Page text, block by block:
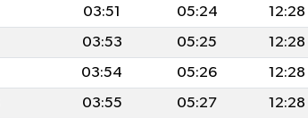
03:51 05:24 12:28
03:53 05:25 12:28
03:54 05:26 12:28
03:55 05:27 12:28